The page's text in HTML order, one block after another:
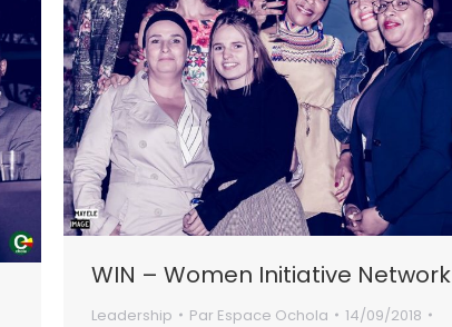
WIN – Women Initiative Network
Leadership Par Espace Ochola
14/09/2018